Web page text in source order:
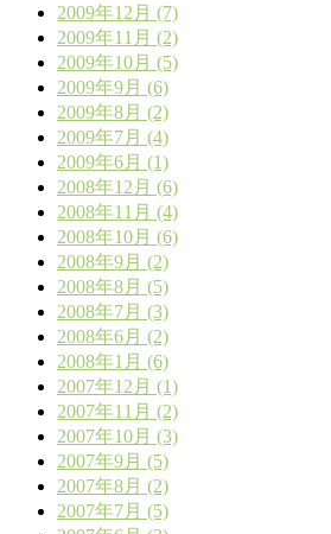
2009年12月 (7)
2009年11月 (2)
2009年10月 (5)
2009年9月 (6)
2009年8月 (2)
2009年7月 (4)
2009年6月 (1)
2008年12月 (6)
2008年11月 (4)
2008年10月 (6)
2008年9月 (2)
2008年8月 (5)
2008年7月 (3)
2008年6月 (2)
2008年1月 (6)
2007年12月 (1)
2007年11月 (2)
2007年10月 (3)
2007年9月 (5)
2007年8月 (2)
2007年7月 (5)